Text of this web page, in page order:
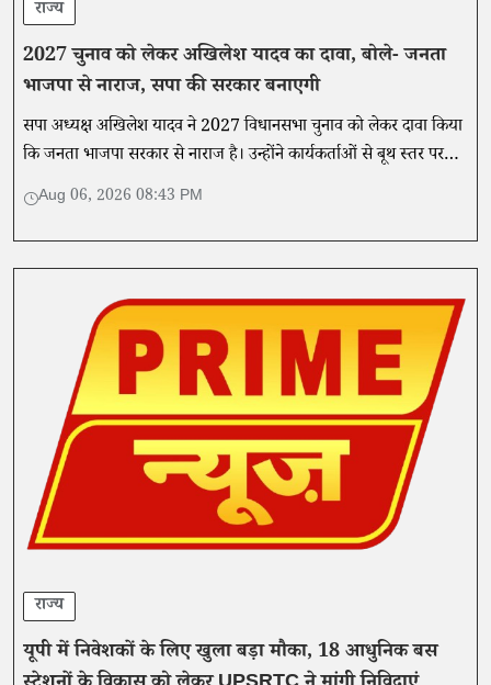
राज्य
2027 चुनाव को लेकर अखिलेश यादव का दावा, बोले- जनता
भाजपा से नाराज, सपा की सरकार बनाएगी
सपा अध्यक्ष अखिलेश यादव ने 2027 विधानसभा चुनाव को लेकर दावा किया
कि जनता भाजपा सरकार से नाराज है। उन्होंने कार्यकर्ताओं से बूथ स्तर पर
संगठन मजबूत करने की अपील की।
Aug 06, 2026 08:43 PM
राज्य
यूपी में निवेशकों के लिए खुला बड़ा मौका, 18 आधुनिक बस